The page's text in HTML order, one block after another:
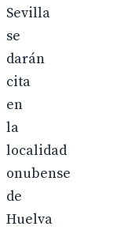
Sevilla
se
darán
cita
en
la
localidad
onubense
de
Huelva